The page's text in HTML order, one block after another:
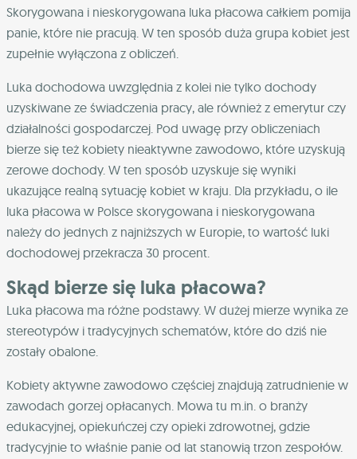
Skorygowana i nieskorygowana luka płacowa całkiem pomija
panie, które nie pracują. W ten sposób duża grupa kobiet jest
zupełnie wyłączona z obliczeń.
Luka dochodowa uwzględnia z kolei nie tylko dochody
uzyskiwane ze świadczenia pracy, ale również z emerytur czy
działalności gospodarczej. Pod uwagę przy obliczeniach
bierze się też kobiety nieaktywne zawodowo, które uzyskują
zerowe dochody. W ten sposób uzyskuje się wyniki
ukazujące realną sytuację kobiet w kraju. Dla przykładu, o ile
luka płacowa w Polsce skorygowana i nieskorygowana
należy do jednych z najniższych w Europie, to wartość luki
dochodowej przekracza 30 procent.
Skąd bierze się luka płacowa?
Luka płacowa ma różne podstawy. W dużej mierze wynika ze
stereotypów i tradycyjnych schematów, które do dziś nie
zostały obalone.
Kobiety aktywne zawodowo częściej znajdują zatrudnienie w
zawodach gorzej opłacanych. Mowa tu m.in. o branży
edukacyjnej, opiekuńczej czy opieki zdrowotnej, gdzie
tradycyjnie to właśnie panie od lat stanowią trzon zespołów.